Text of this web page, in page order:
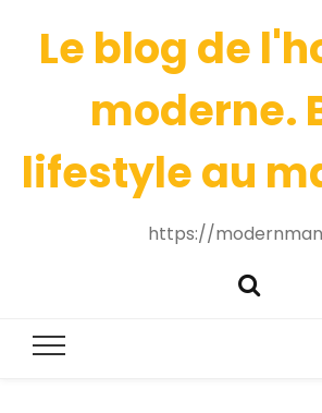
Le blog de
moderne.
lifestyle au
https://